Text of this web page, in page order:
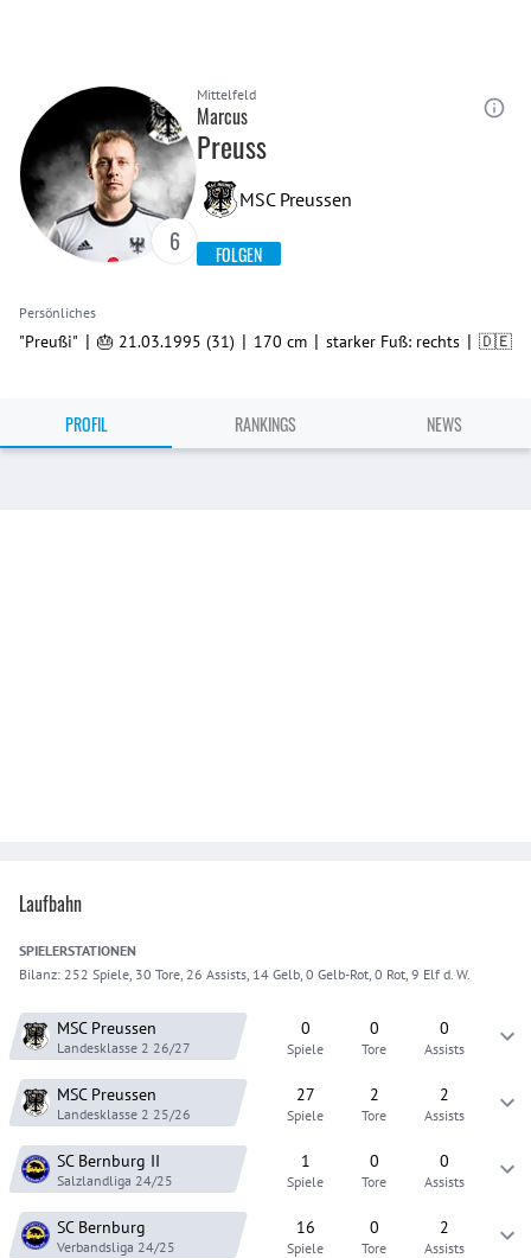
6
Mittelfeld
Marcus
Preuss
MSC Preussen
FOLGEN
Persönliches
"Preußi" | 🎂 21.03.1995 (31) | 170 cm | starker Fuß: rechts | 🇩🇪
PROFIL RANKINGS NEWS
Laufbahn
SPIELERSTATIONEN
Bilanz: 252 Spiele, 30 Tore, 26 Assists, 14 Gelb, 0 Gelb-Rot, 0 Rot, 9 Elf d. W.
MSC Preussen
Landesklasse 2 26/27
0
Spiele
0
Tore
0
Assists
MSC Preussen
Landesklasse 2 25/26
27
Spiele
2
Tore
2
Assists
SC Bernburg II
Salzlandliga 24/25
1
Spiele
0
Tore
0
Assists
SC Bernburg
Verbandsliga 24/25
16
Spiele
0
Tore
2
Assists